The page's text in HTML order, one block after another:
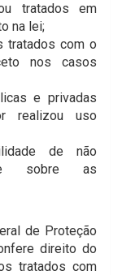
tratados em
na lei;
tratados com o
nos casos
e privadas
realizou uso
de não
e sobre as
de Proteção
direito do
tratados com